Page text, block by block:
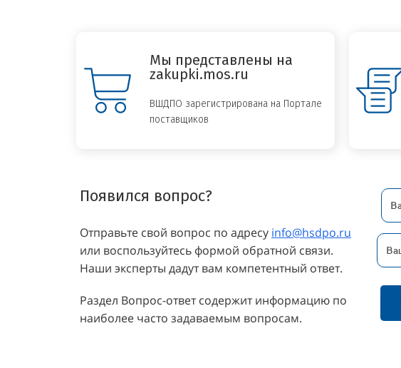
Мы представлены на
zakupki.mos.ru
ВШДПО зарегистрирована на Портале
поставщиков
Появился вопрос?
Отправьте свой вопрос по адресу info@hsdpo.ru
или воспользуйтесь формой обратной связи.
Наши эксперты дадут вам компетентный ответ.
Раздел Вопрос-ответ содержит информацию по
наиболее часто задаваемым вопросам.